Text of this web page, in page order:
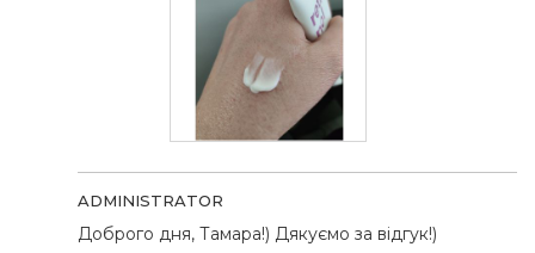
ADMINISTRATOR
Доброго дня, Тамара!) Дякуємо за відгук!)